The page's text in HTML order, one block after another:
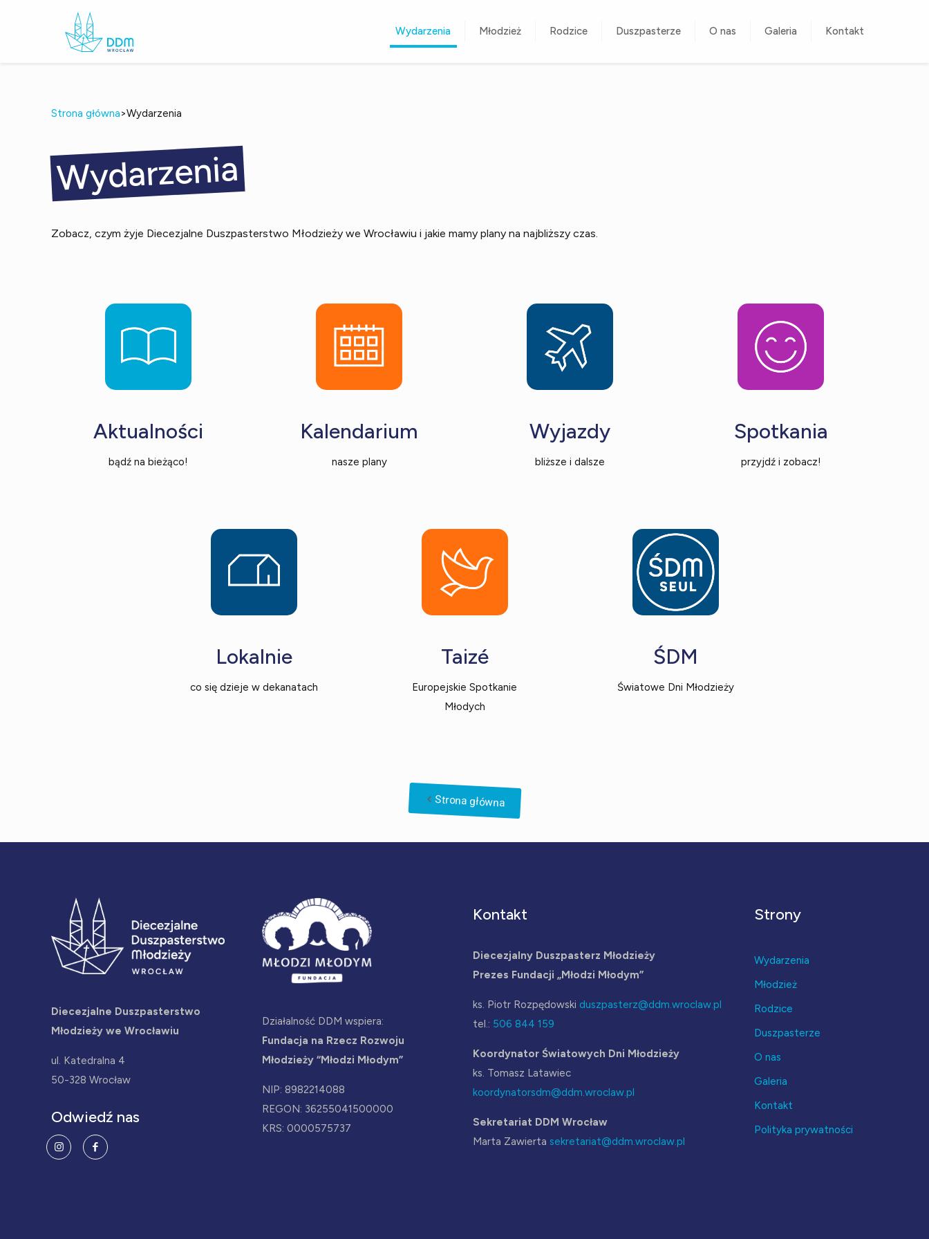
Wydarzenia Młodzież Rodzice Duszpasterze O nas Galeria Kontakt
Strona główna>Wydarzenia
Wydarzenia
Zobacz, czym żyje Diecezjalne Duszpasterstwo Młodzieży we Wrocławiu i jakie mamy plany na najbliższy czas.
Aktualności
bądź na bieżąco!
Kalendarium
nasze plany
Wyjazdy
bliższe i dalsze
Spotkania
przyjdź i zobacz!
Lokalnie
co się dzieje w dekanatach
Taizé
Europejskie Spotkanie
Młodych
ŚDM
Światowe Dni Młodzieży
Strona główna
Diecezjalne Duszpasterstwo
Młodzieży we Wrocławiu
ul. Katedralna 4
50-328 Wrocław
Odwiedź nas
Działalność DDM wspiera:
Fundacja na Rzecz Rozwoju
Młodzieży “Młodzi Młodym”
NIP: 8982214088
REGON: 36255041500000
KRS: 0000575737
Kontakt
Diecezjalny Duszpasterz Młodzieży
Prezes Fundacji „Młodzi Młodym”
ks. Piotr Rozpędowski duszpasterz@ddm.wroclaw.pl
tel.: 506 844 159
Koordynator Światowych Dni Młodzieży
ks. Tomasz Latawiec
koordynatorsdm@ddm.wroclaw.pl
Sekretariat DDM Wrocław
Marta Zawierta sekretariat@ddm.wroclaw.pl
Strony
Wydarzenia
Młodzież
Rodzice
Duszpasterze
O nas
Galeria
Kontakt
Polityka prywatności